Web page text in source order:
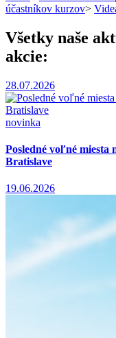
účastníkov kurzov>
Všetky naše
akcie:
28.07.2026
novinka
Posledné voľné miesta
Bratislave
19.06.2026